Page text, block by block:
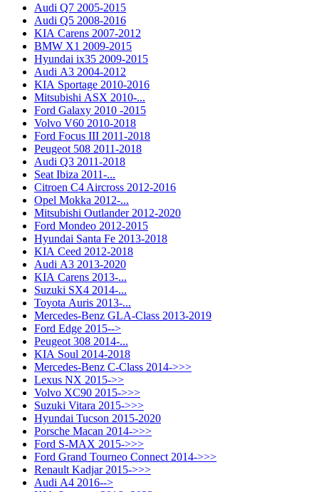
Audi Q7 2005-2015
Audi Q5 2008-2016
KIA Carens 2007-2012
BMW X1 2009-2015
Hyundai ix35 2009-2015
Audi A3 2004-2012
KIA Sportage 2010-2016
Mitsubishi ASX 2010-...
Ford Galaxy 2010 -2015
Volvo V60 2010-2018
Ford Focus III 2011-2018
Peugeot 508 2011-2018
Audi Q3 2011-2018
Seat Ibiza 2011-...
Citroen C4 Aircross 2012-2016
Opel Mokka 2012-...
Mitsubishi Outlander 2012-2020
Ford Mondeo 2012-2015
Hyundai Santa Fe 2013-2018
KIA Ceed 2012-2018
Audi A3 2013-2020
KIA Carens 2013-...
Suzuki SX4 2014-...
Toyota Auris 2013-...
Mercedes-Benz GLA-Class 2013-2019
Ford Edge 2015-->
Peugeot 308 2014-...
KIA Soul 2014-2018
Mercedes-Benz C-Class 2014->>>
Lexus NX 2015->>
Volvo XC90 2015->>>
Suzuki Vitara 2015->>>
Hyundai Tucson 2015-2020
Porsche Macan 2014->>>
Ford S-MAX 2015->>>
Ford Grand Tourneo Connect 2014->>>
Renault Kadjar 2015->>>
Audi A4 2016-->